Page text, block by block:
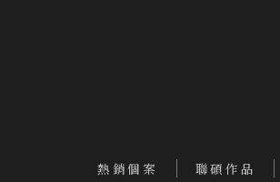
熱銷個案 聯碩作品